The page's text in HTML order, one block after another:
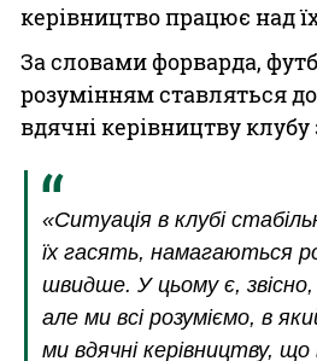
керівництво працює над
За словами форварда,
розумінням ставляться до
вдячні керівництву клубу
«Ситуація в клубі
їх гасять, намагаються
швидше. У цьому є, звісно,
але ми всі розуміємо, в
ми вдячні керівництву,